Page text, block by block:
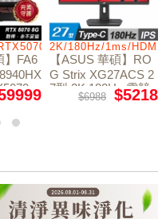
512GB/16G
】FA6
2K/180Hz/1ms/
【ASUS 華碩】RO
G Strix XG27ACS 2
7型 2K 180Hz 電競
$6988 $5218